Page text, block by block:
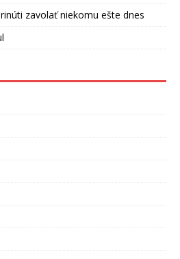
zavolať niekomu ešte dnes